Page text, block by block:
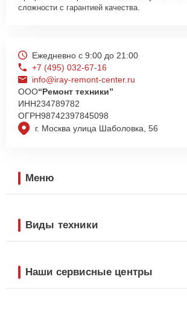
сложности с гарантией качества.
г. Москва улица Шаболовка, 56
Ежедневно с 9:00 до 21:00
+7 (495) 032-67-16
info@iray-remont-center.ru
ООО“Ремонт техники”
ИНН234789782
ОГРН98742397845098
Меню
Виды техники
Наши сервисные центры